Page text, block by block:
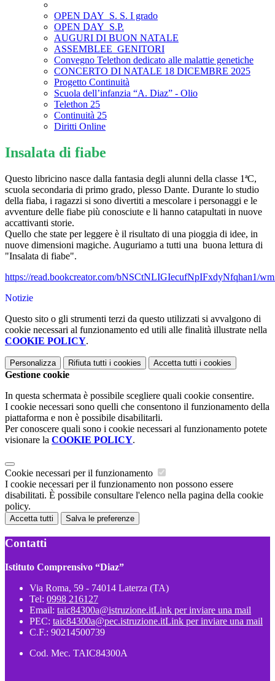
OPEN DAY_S. S. I grado
OPEN DAY_S.P.
AUGURI DI BUON NATALE
ASSEMBLEE_GENITORI
Convegno Telethon dedicato alle malattie genetiche
CONCERTO DI NATALE 18 DICEMBRE 2025
Progetto Continuità
Scuola dell’infanzia “A. Diaz” - Olio
Telethon 25
Continuità 25
Diritti Online
Insalata di fiabe
Questo libricino nasce dalla fantasia degli alunni della classe 1ªC,
scuola secondaria di primo grado, plesso Dante. Durante lo studio
della fiaba, i ragazzi si sono divertiti a mescolare i personaggi e le
avventure delle fiabe più conosciute e li hanno catapultati in nuove
accattivanti storie.
Quello che state per leggere è il risultato di una pioggia di idee, in
nuove dimensioni magiche. Auguriamo a tutti una buona lettura di
"Insalata di fiabe".
https://read.bookcreator.com/bNSCtNLIGIecufNpIFxdyNfqhan1/
Notizie
Questo sito o gli strumenti terzi da questo utilizzati si avvalgono di
cookie necessari al funzionamento ed utili alle finalità illustrate nella
COOKIE POLICY.
Personalizza Rifiuta tutti i cookies Accetta tutti i cookies
Gestione cookie
In questa schermata è possibile scegliere quali cookie consentire.
I cookie necessari sono quelli che consentono il funzionamento della
piattaforma e non è possibile disabilitarli.
Per conoscere quali sono i cookie necessari al funzionamento potete
visionare la COOKIE POLICY.
Cookie necessari per il funzionamento
I cookie necessari per il funzionamento non possono essere
disabilitati. È possibile consultare l'elenco nella pagina della cookie
policy.
Accetta tutti Salva le preferenze
Contatti
Istituto Comprensivo “Diaz”
Via Roma, 59 - 74014 Laterza (TA)
Tel: 0998 216127
Email: taic84300a@istruzione.itLink per inviare una mail
PEC: taic84300a@pec.istruzione.itLink per inviare una mail
C.F.: 90214500739
Cod. Mec. TAIC84300A